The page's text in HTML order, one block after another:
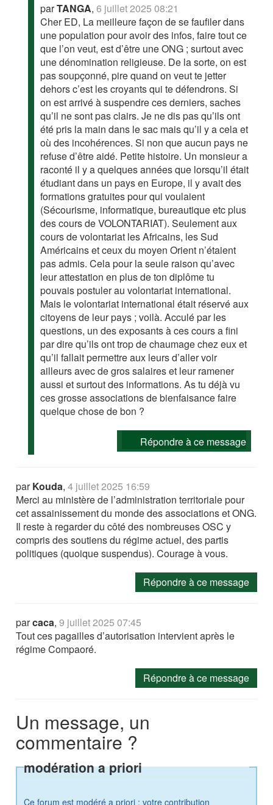
parTANGA,6 juillet 2025 08:21
Cher ED, La meilleure façon de se faufiler dans
une population pour avoir des infos, faire tout ce
que l’on veut, est d’être une ONG ; surtout avec
une dénomination religieuse. De la sorte, on est
pas soupçonné, pire quand on veut te jetter
dehors c’est les croyants qui te défendrons. Si
on est arrivé à suspendre ces derniers, saches
qu’il ne sont pas clairs. Je ne dis pas qu’ils ont
été pris la main dans le sac mais qu’il y a cela et
où des incohérences. Si non que aucun pays ne
refuse d’être aidé. Petite histoire. Un monsieur a
raconté il y a quelques années que lorsqu’il était
étudiant dans un pays en Europe, il y avait des
formations gratuites pour qui voulaient
(Sécourisme, informatique, bureautique etc plus
des cours de VOLONTARIAT). Seulement aux
cours de volontariat les Africains, les Sud
Américains et ceux du moyen Orient n’étaient
pas admis. Cela pour la seule raison qu’avec
leur attestation en plus de ton diplôme tu
pouvais postuler au volontariat international.
Mais le volontariat international était réservé aux
citoyens de leur pays ; voilà. Acculé par les
questions, un des exposants à ces cours a fini
par dire qu’ils ont trop de chaumage chez eux et
qu’il fallait permettre aux leurs d’aller voir
ailleurs avec de gros salaires et leur ramener
aussi et surtout des informations. As tu déjà vu
ces grosse associations de bienfaisance faire
quelque chose de bon ?
Répondre à ce message
parKouda,4 juillet 2025 16:59
Merci au ministère de l’administration territoriale pour
cet assainissement du monde des associations et ONG.
Il reste à regarder du côté des nombreuses OSC y
compris des soutiens du régime actuel, des partis
politiques (quoique suspendus). Courage à vous.
Répondre à ce message
parcaca,9 juillet 2025 07:45
Tout ces pagailles d’autorisation intervient après le
régime Compaoré.
Répondre à ce message
Un message, un
commentaire ?
modération a priori
Ce forum est modéré a priori : votre contribution